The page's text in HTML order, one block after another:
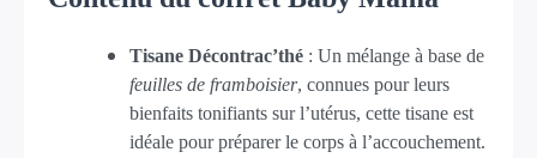
Tisane Décontrac’thé : Un mélange à base de
feuilles de framboisier, connues pour leurs
bienfaits tonifiants sur l’utérus, cette tisane est
idéale pour préparer le corps à l’accouchement.